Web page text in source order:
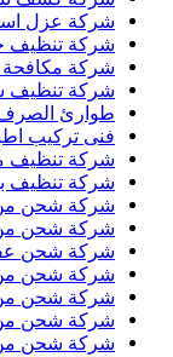
شركة عزل
شركة تنظيف
شركة
شركة تنظيف
طوارئ
فنى تركيب
شركة تنظيف
شركة تنظيف
شركة شحن من
شركة شحن من
شركة شحن عفش
شركة شحن
شركة شحن من
شركة شحن من
شركة شحن من